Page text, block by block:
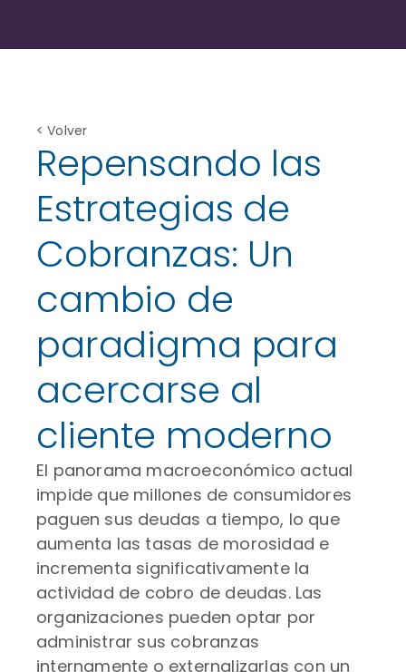
< Volver
Repensando las
Estrategias de
Cobranzas: Un
cambio de
paradigma para
acercarse al
cliente moderno
El panorama macroeconómico actual
impide que millones de consumidores
paguen sus deudas a tiempo, lo que
aumenta las tasas de morosidad e
incrementa significativamente la
actividad de cobro de deudas. Las
organizaciones pueden optar por
administrar sus cobranzas
internamente o externalizarlas con un